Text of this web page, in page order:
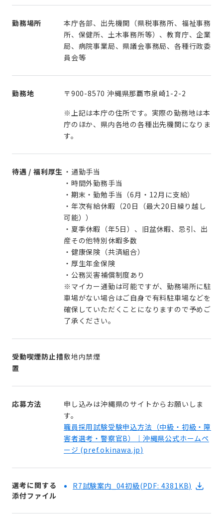
勤務場所
本庁各部、出先機関（県税事務所、福祉事務
所、保健所、土木事務所等）、教育庁、企業
局、病院事業局、県議会事務局、各種行政委
員会等
勤務地
〒900-8570 沖縄県那覇市泉崎1-2-2
※上記は本庁の住所です。実際の勤務地は本
庁のほか、県内各地の各種出先機関になりま
す。
待遇 / 福利厚生 ・通勤手当
・時間外勤務手当
・期末・勤勉手当（6月・12月に支給）
・年次有給休暇（20日（最大20日繰り越し
可能））
・夏季休暇（年5日）、旧盆休暇、忌引、出
産その他特別休暇多数
・健康保険（共済組合）
・厚生年金保険
・公務災害補償制度あり
※マイカー通勤は可能ですが、勤務場所に駐
車場がない場合はご自身で有料駐車場などを
確保していただくことになりますので予めご
了承ください。
受動喫煙防止措
置
敷地内禁煙
応募方法
申し込みは沖縄県のサイトからお願いしま
す。
職員採用試験受験申込方法（中級・初級・障
害者選考・警察官B）｜沖縄県公式ホームペ
ージ (pref.okinawa.jp)
選考に関する
添付ファイル
R7試験案内_04初級(PDF: 4381KB)